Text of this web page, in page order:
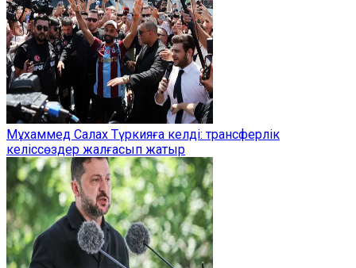
Мұхаммед Салах Түркияға келді: трансферлік
келіссөздер жалғасып жатыр